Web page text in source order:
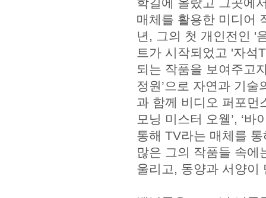
매체를 활용한 미디어
년, 그의 첫 개인전인 '
트가 시작되었고 '자석
되는 작품을 보여주고
정원’으로 자연과 기
과 함께 비디오 퍼포먼
모닝 미스터 오웰’, ‘바
통해 TV라는 매체를
많은 그의 작품들 속에
울리고, 동양과 서양이